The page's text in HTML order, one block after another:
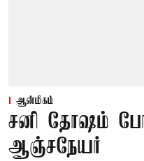
ஆன்மிகம்
சனி தோஷம்
ஆஞ்சநேயர்